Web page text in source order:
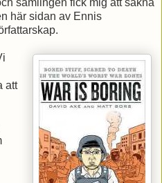
här sidan av Ennis
att